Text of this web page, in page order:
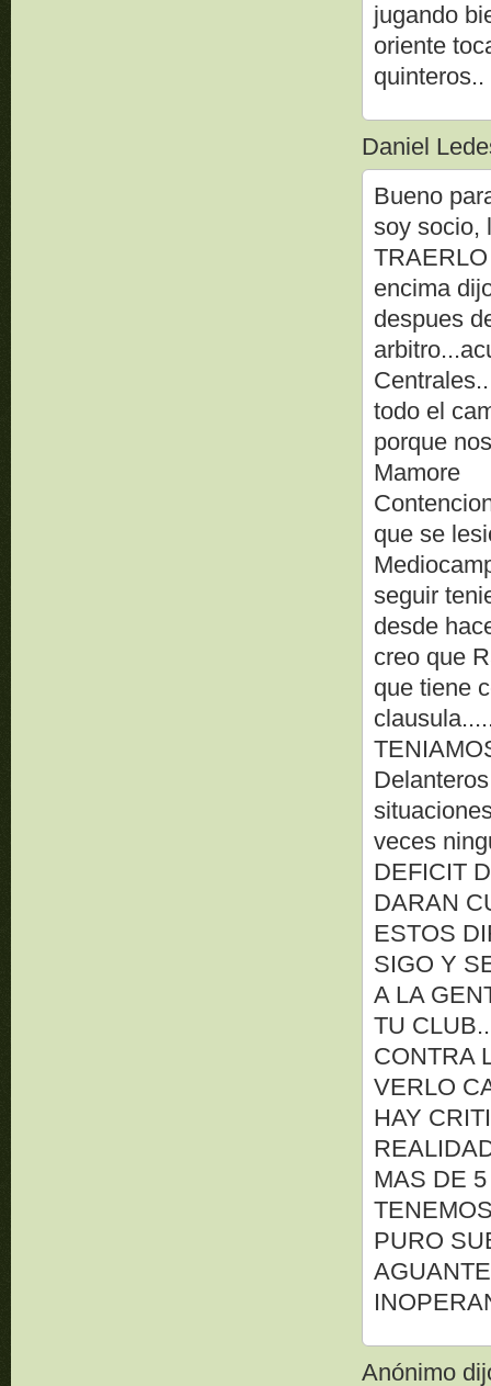
jugando
oriente
quinteros..
Daniel
Bueno
soy socio,
encima
despues
todo el
porque
Mamore
que se
seguir
desde
creo que
que tiene
veces
DEFICIT
DARAN
ESTOS
SIGO Y
A LA
TU
CONTRA
VERLO
HAY
MAS DE
PURO
Anónimo